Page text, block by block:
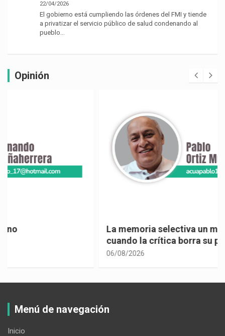
22/04/2026
El gobierno está cumpliendo las órdenes del FMI y tiende
a privatizar el servicio público de salud condenando al
pueblo…
Opinión
La memoria selectiva un mal en los políticos,
cuando la crítica borra su propia historia
Menú de navegación
Inicio